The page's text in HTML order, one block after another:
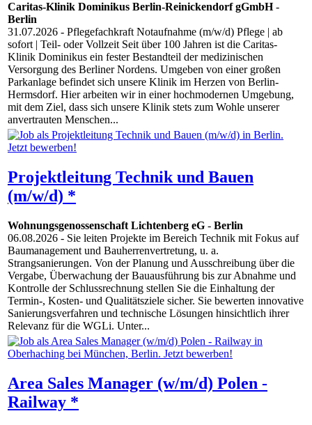
Caritas-Klinik Dominikus Berlin-Reinickendorf gGmbH-
Berlin
31.07.2026 - Pflegefachkraft Notaufnahme (m/w/d) Pflege | ab
sofort | Teil- oder Vollzeit Seit über 100 Jahren ist die Caritas-
Klinik Dominikus ein fester Bestandteil der medizinischen
Versorgung des Berliner Nordens. Umgeben von einer großen
Parkanlage befindet sich unsere Klinik im Herzen von Berlin-
Hermsdorf. Hier arbeiten wir in einer hochmodernen Umgebung,
mit dem Ziel, dass sich unsere Klinik stets zum Wohle unserer
anvertrauten Menschen...
Projektleitung Technik und Bauen
(m/w/d) *
Wohnungsgenossenschaft Lichtenberg eG - Berlin
06.08.2026 - Sie leiten Projekte im Bereich Technik mit Fokus auf
Baumanagement und Bauherrenvertretung, u. a.
Strangsanierungen. Von der Planung und Ausschreibung über die
Vergabe, Überwachung der Bauausführung bis zur Abnahme und
Kontrolle der Schlussrechnung stellen Sie die Einhaltung der
Termin-, Kosten- und Qualitätsziele sicher. Sie bewerten innovative
Sanierungsverfahren und technische Lösungen hinsichtlich ihrer
Relevanz für die WGLi. Unter...
Area Sales Manager (w/m/d) Polen -
Railway *